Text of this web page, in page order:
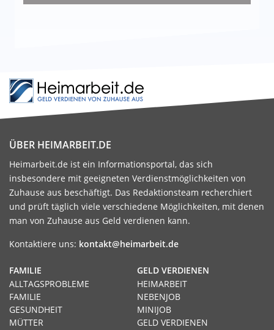
ÜBER HEIMARBEIT.DE
Heimarbeit.de ist ein Informationsportal, das sich
insbesondere mit geeigneten Verdienstmöglichkeiten von
Zuhause aus beschäftigt. Das Redaktionsteam recherchiert
und prüft täglich viele verschiedene Möglichkeiten, mit denen
man von Zuhause aus Geld verdienen kann.
Kontaktiere uns: kontakt@heimarbeit.de
GELD VERDIENEN
HEIMARBEIT
NEBENJOB
MINIJOB
GELD VERDIENEN
FAMILIE
ALLTAGSPROBLEME
FAMILIE
GESUNDHEIT
MÜTTER